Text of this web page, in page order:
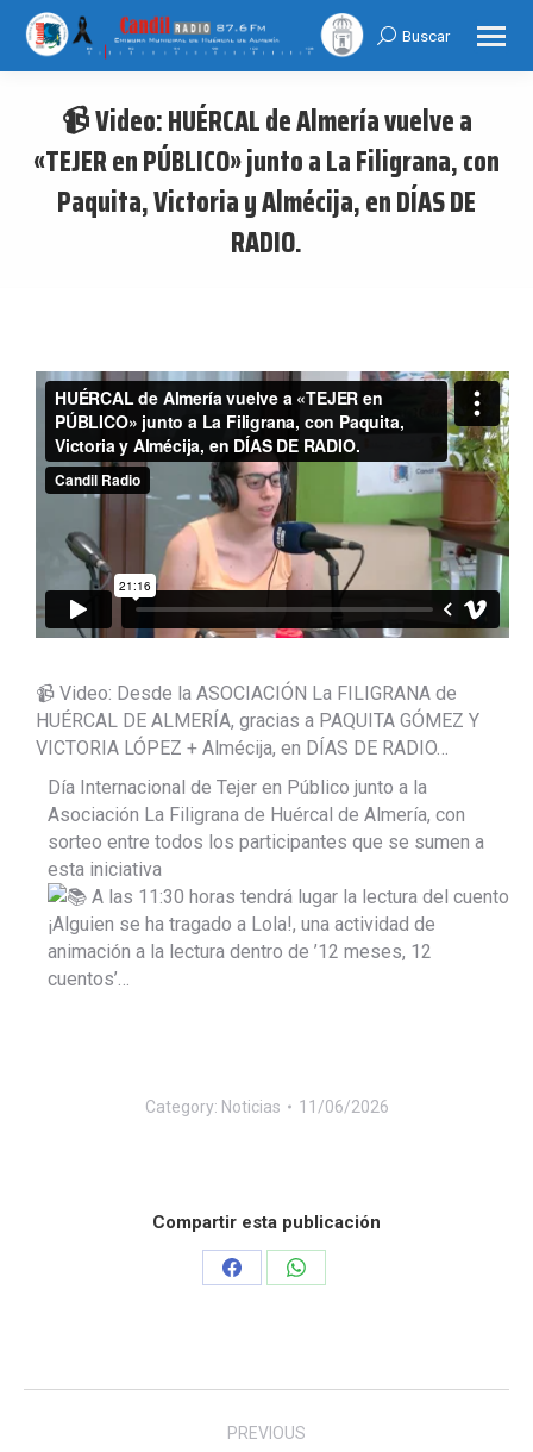
Search:
Buscar
📹 Video: HUÉRCAL de Almería vuelve a
«TEJER en PÚBLICO» junto a La Filigrana, con
Paquita, Victoria y Almécija, en DÍAS DE
RADIO.
📹 Video: Desde la ASOCIACIÓN La FILIGRANA de
HUÉRCAL DE ALMERÍA, gracias a PAQUITA GÓMEZ Y
VICTORIA LÓPEZ + Almécija, en DÍAS DE RADIO…
Día Internacional de Tejer en Público junto a la
Asociación La Filigrana de Huércal de Almería, con
sorteo entre todos los participantes que se sumen a
esta iniciativa
A las 11:30 horas tendrá lugar la lectura del cuento
¡Alguien se ha tragado a Lola!, una actividad de
animación a la lectura dentro de ’12 meses, 12
cuentos’…
Category: Noticias 11/06/2026
Compartir esta publicación
Share
Share
Post
PREVIOUS